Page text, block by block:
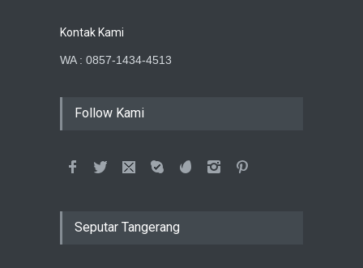
Kontak Kami
WA : 0857-1434-4513
Follow Kami
Seputar Tangerang